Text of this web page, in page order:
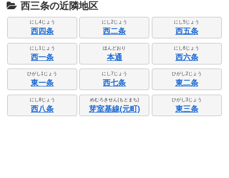
西三条の近隣地区
にし4じょう
西四条
にし2じょう
西二条
にし5じょう
西五条
にし1じょう
西一条
ほんどおり
本通
にし6じょう
西六条
ひがし1じょう
東一条
にし7じょう
西七条
ひがし2じょう
東二条
にし8じょう
西八条
めむろきせん(もとまち)
芽室基線(元町)
ひがし3じょう
東三条